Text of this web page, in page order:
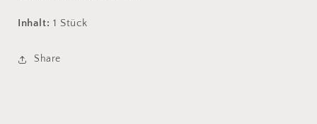
Inhalt: 1 Stück
Share